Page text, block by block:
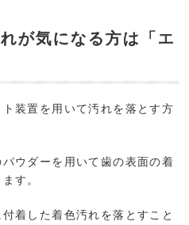
が気になる方は「エ
装置を用いて汚れを落とす方
ウダーを用いて歯の表面の着
す。
着した着色汚れを落とすこと